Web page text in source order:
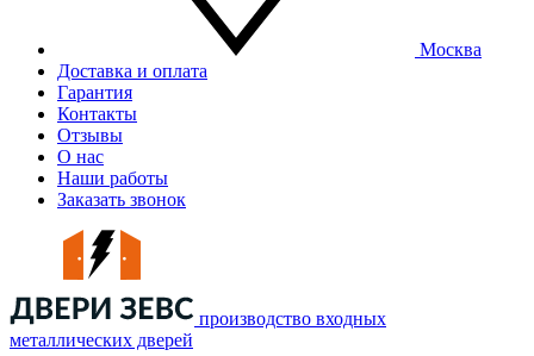
Москва
Доставка и оплата
Гарантия
Контакты
Отзывы
О нас
Наши работы
Заказать звонок
производство входных
металлических дверей